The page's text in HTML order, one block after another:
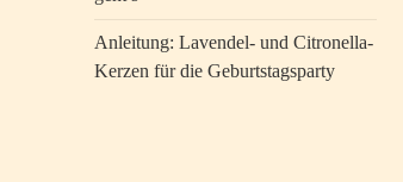
Anleitung: Lavendel- und Citronella-
Kerzen für die Geburtstagsparty